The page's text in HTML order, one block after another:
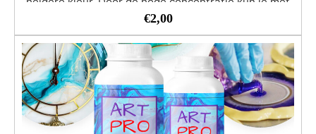
slechts een paar druppels een dekkende kleur
krijgen. Geschikt om de producten van de RESIN
PRO-serie te kleuren. Het aanbevolen percentage
kleurpigment ten opzichte van de totale hoeveelheid
hars varieert van 1% (transparant effect) tot 5%
(voor intense en dekkende kleuren). Gebruik niet
meer dan 5% kleurstof van de totale harsmassa!
Dierproefvrij, Veganistisch Vriendelijk
€2,00